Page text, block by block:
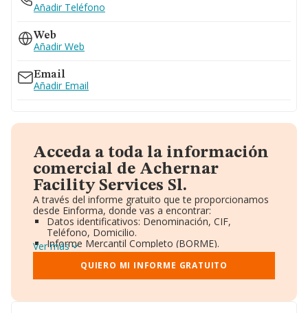
Añadir Teléfono
Web
Añadir Web
Email
Añadir Email
Acceda a toda la información
comercial de Achernar
Facility Services Sl.
A través del informe gratuito que te proporcionamos
desde Einforma, donde vas a encontrar:
Datos identificativos: Denominación, CIF,
Teléfono, Domicilio.
Informe Mercantil Completo (BORME).
Gráficos de Evolución Ventas y Empleados.
Consejo de Administración y Administradores.
Directivos y Ejecutivos.
Ver más
QUIERO MI INFORME GRATUITO